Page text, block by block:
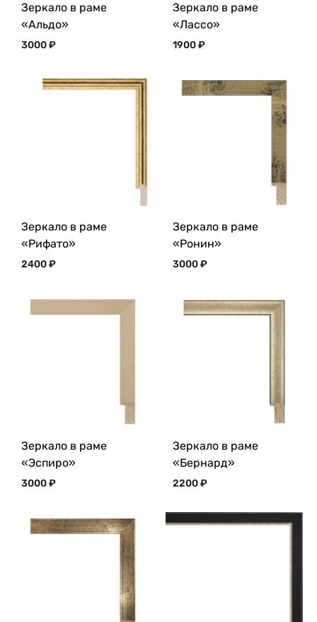
Зеркало в раме
«Альдо»
3000₽
Зеркало в раме
«Лассо»
1900₽
Зеркало в раме
«Рифато»
2400₽
Зеркало в раме
«Ронин»
3000₽
Зеркало в раме
«Эспиро»
3000₽
Зеркало в раме
«Бернард»
2200₽